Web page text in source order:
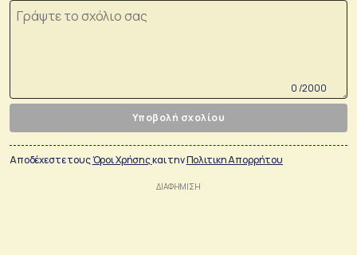
0 /2000
Υποβολή σχολίου
Αποδέχεστε τουςΌροι Χρήσηςκαι τηνΠολιτικη Απορρήτου